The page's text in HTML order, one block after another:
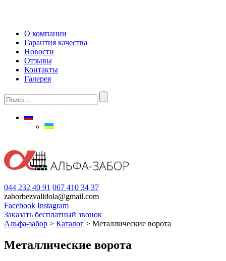
О компании
Гарантия качества
Новости
Отзывы
Контакты
Галерея
044 232 40 91 067 410 34 37
zaborbezvalidola@gmail.com
Facebook Instagram
Заказать бесплатный звонок
Альфа-забор > Каталог > Металлические ворота
Металлические ворота